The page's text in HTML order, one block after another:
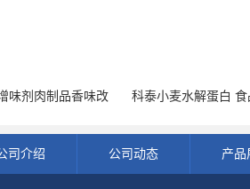
味剂肉制品香味改
科泰小麦水解蛋白
司介绍 公司动态 产品